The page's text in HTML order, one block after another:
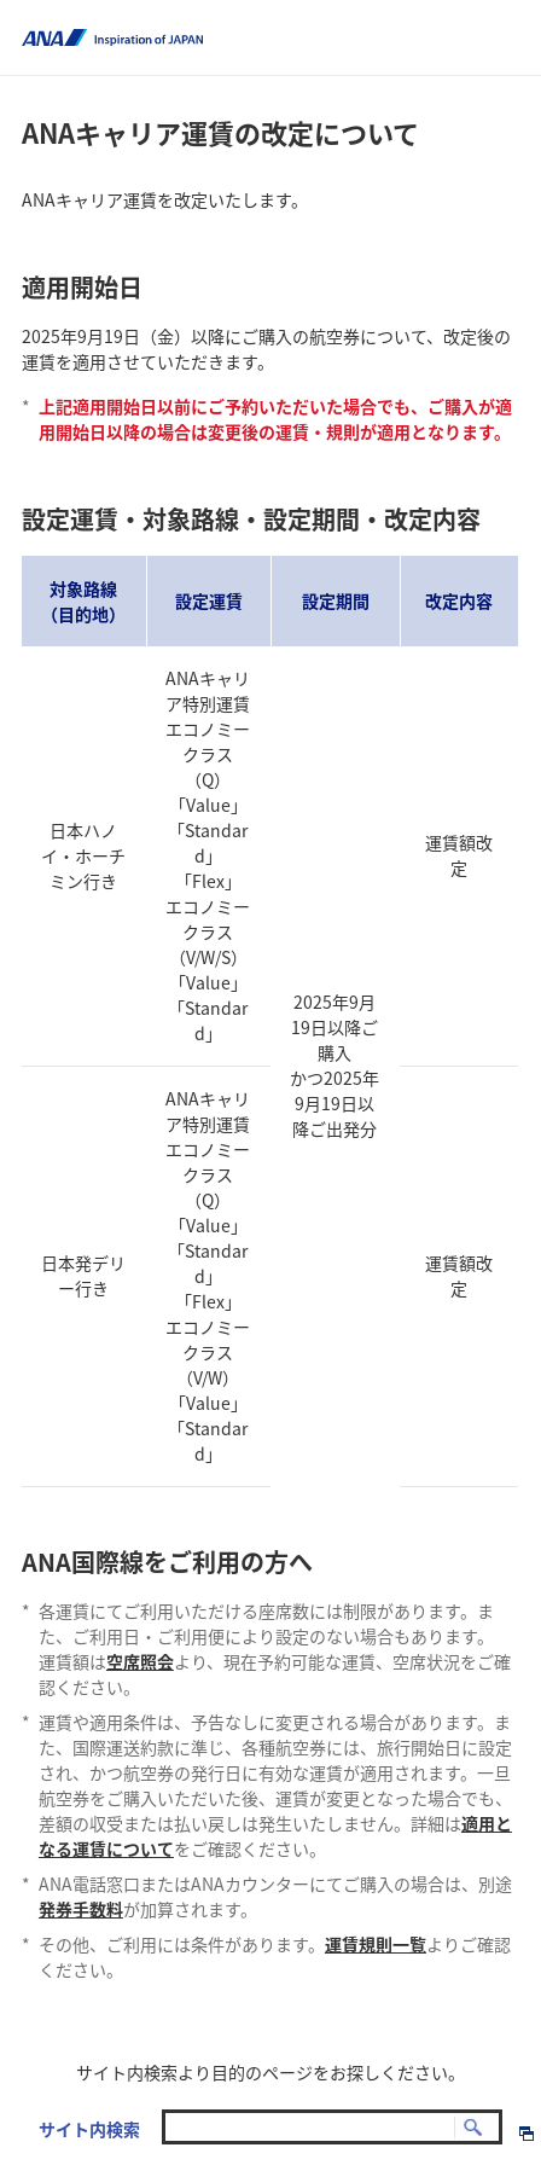
ANAキャリア運賃の改定について
ANAキャリア運賃を改定いたします。
適用開始日
2025年9月19日（金）以降にご購入の航空券について、改定後の
運賃を適用させていただきます。
* 上記適用開始日以前にご予約いただいた場合でも、ご購入が適
用開始日以降の場合は変更後の運賃・規則が適用となります。
設定運賃・対象路線・設定期間・改定内容
対象路線
（目的地）
設定運賃 設定期間 改定内容
日本ハノ
イ・ホーチ
ミン行き
ANAキャリ
ア特別運賃
エコノミー
クラス
（Q）
「Value」
「Standar
d」
「Flex」
エコノミー
クラス
（V/W/S）
「Value」
「Standar
d」
2025年9月
19日以降ご
購入
かつ2025年
9月19日以
降ご出発分
運賃額改
定
日本発デリ
ー行き
ANAキャリ
ア特別運賃
エコノミー
クラス
（Q）
「Value」
「Standar
d」
「Flex」
エコノミー
クラス
（V/W）
「Value」
「Standar
d」
運賃額改
定
ANA国際線をご利用の方へ
* 各運賃にてご利用いただける座席数には制限があります。ま
た、ご利用日・ご利用便により設定のない場合もあります。
運賃額は空席照会より、現在予約可能な運賃、空席状況をご確
認ください。
* 運賃や適用条件は、予告なしに変更される場合があります。ま
た、国際運送約款に準じ、各種航空券には、旅行開始日に設定
され、かつ航空券の発行日に有効な運賃が適用されます。一旦
航空券をご購入いただいた後、運賃が変更となった場合でも、
差額の収受または払い戻しは発生いたしません。詳細は適用と
なる運賃についてをご確認ください。
* ANA電話窓口またはANAカウンターにてご購入の場合は、別途
発券手数料が加算されます。
* その他、ご利用には条件があります。 運賃規則一覧よりご確認
ください。
サイト内検索より目的のページをお探しください。
サイト内検索